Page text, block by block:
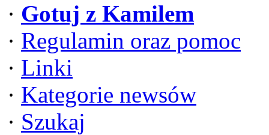
· Gotuj z Kamilem
· Regulamin oraz pomoc
· Linki
· Kategorie newsów
· Szukaj